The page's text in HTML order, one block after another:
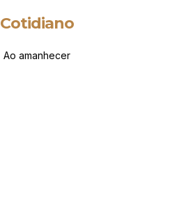
Cotidiano
Ao amanhecer